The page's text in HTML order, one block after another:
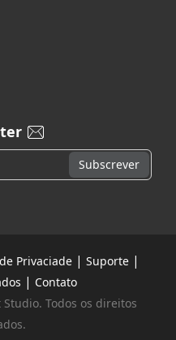
Privaciade | Suporte |
| Contato
Todos os direitos